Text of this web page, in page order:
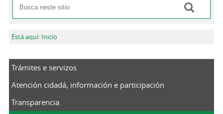
Formulario de busca
Buscar
Vostede está aquí
Está aquí: Inicio
Trámites e servizos
Atención cidadá, información e participación
Transparencia